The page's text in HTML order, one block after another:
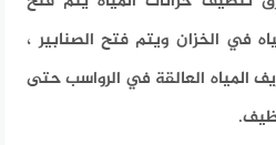
في الخزان ويتم فتح الصنابير ،
المياه العالقة في الرواسب حتى